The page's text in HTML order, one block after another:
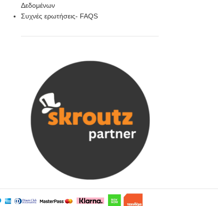
Δεδομένων
Συχνές ερωτήσεις- FAQS